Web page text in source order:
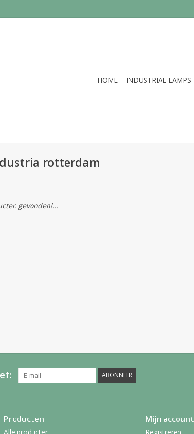
HOME INDUSTRIAL LAMPS
rotterdam
gevonden!...
ABONNEER
Producten
Alle producten
Mijn account
Registreren